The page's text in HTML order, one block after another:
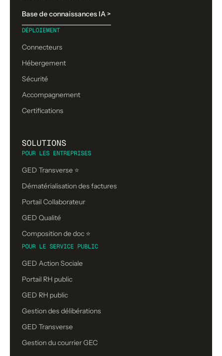
Base de connaissances IA >
DÉPLOIEMENT
Connecteurs
Hébergement
Sécurité
Accompagnement
Certifications
SOLUTIONS
POUR LES ENTREPRISES
GED Transverse ⭐
Dématérialisation des factures
Portail Collaborateur
GED Qualité
Composition de doc ⭐️
POUR LE SERVICE PUBLIC
GED Action Sociale
Portail RH public
GED RH public
Gestion des délibérations
GED Transverse
Gestion du courrier GEC